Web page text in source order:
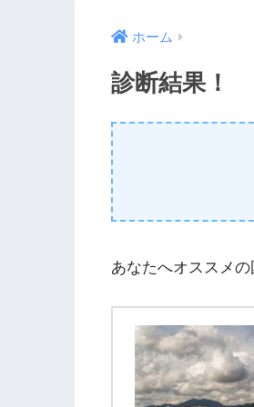
ホーム
診断結果！
あなたへオススメの